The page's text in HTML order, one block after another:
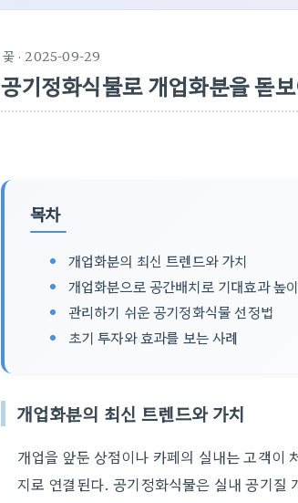
꽃· 2025-09-29
공기정화식물로 개업화분을 돋
목차
개업화분의 최신 트렌드와 가치
개업화분으로 공간배치로 기대효과 높
관리하기 쉬운 공기정화식물 선정법
초기 투자와 효과를 보는 사례
개업화분의 최신 트렌드와 가치
개업을 앞둔 상점이나 카페의 실내는 고객이
지로 연결된다. 공기정화식물은 실내 공기질